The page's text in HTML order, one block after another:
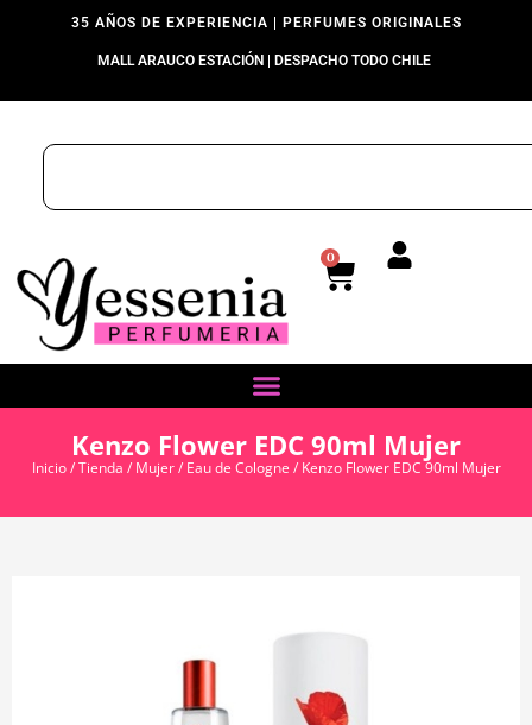
35 AÑOS DE EXPERIENCIA | PERFUMES ORIGINALES
MALL ARAUCO ESTACIÓN | DESPACHO TODO CHILE
0
Kenzo Flower EDC 90ml Mujer
Inicio/Tienda / Mujer/ Eau de Cologne / Kenzo Flower EDC 90ml Mujer